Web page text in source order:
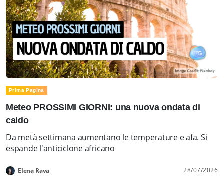
Prima Pagina
Meteo PROSSIMI GIORNI: una nuova ondata di
caldo
Da metà settimana aumentano le temperature e afa. Si
espande l'anticiclone africano
Elena Rava 28/07/2026